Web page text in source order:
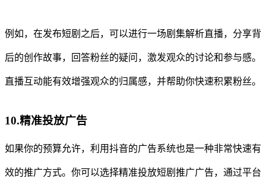
例如，在发布短剧之后，可以进行一场剧集解析直播，分享背
后的创作故事，回答粉丝的疑问，激发观众的讨论和参与感。
直播互动能有效增强观众的归属感，并帮助你快速积累粉丝。
10.精准投放广告
如果你的预算允许，利用抖音的广告系统也是一种非常快速有
效的推广方式。你可以选择精准投放短剧推广广告，通过平台